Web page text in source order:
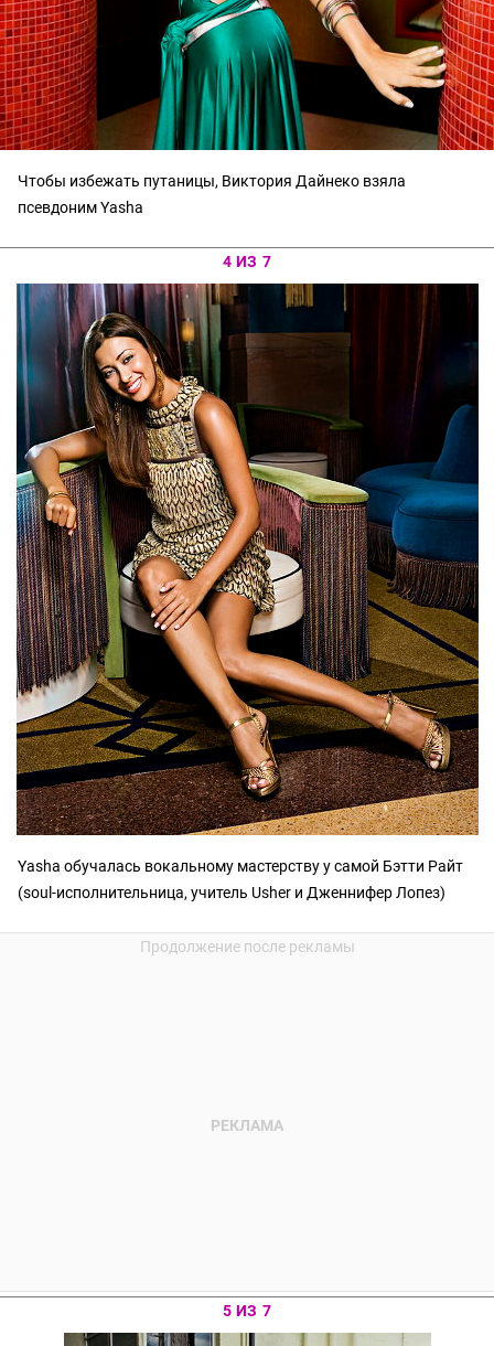
Чтобы избежать путаницы, Виктория Дайнеко взяла
псевдоним Yasha
4 ИЗ 7
Yasha обучалась вокальному мастерству у самой Бэтти Райт
(soul-исполнительница, учитель Usher и Дженнифер Лопез)
5 ИЗ 7